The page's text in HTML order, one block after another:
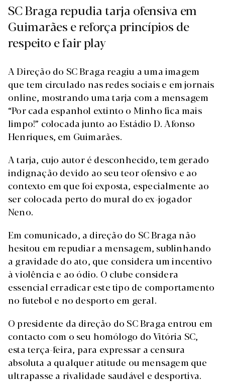
SC Braga repudia tarja ofensiva em
Guimarães e reforça princípios de
respeito e fair play
A Direção do SC Braga reagiu a uma imagem
que tem circulado nas redes sociais e em jornais
online, mostrando uma tarja com a mensagem
“Por cada espanhol extinto o Minho fica mais
limpo!” colocada junto ao Estádio D. Afonso
Henriques, em Guimarães.
A tarja, cujo autor é desconhecido, tem gerado
indignação devido ao seu teor ofensivo e ao
contexto em que foi exposta, especialmente ao
ser colocada perto do mural do ex-jogador
Neno.
Em comunicado, a direção do SC Braga não
hesitou em repudiar a mensagem, sublinhando
a gravidade do ato, que considera um incentivo
à violência e ao ódio. O clube considera
essencial erradicar este tipo de comportamento
no futebol e no desporto em geral.
O presidente da direção do SC Braga entrou em
contacto com o seu homólogo do Vitória SC,
esta terça-feira, para expressar a censura
absoluta a qualquer atitude ou mensagem que
ultrapasse a rivalidade saudável e desportiva.